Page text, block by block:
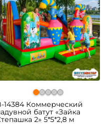
14384 Коммерческий
батут «Зайка
2» 5*5*2,8 м